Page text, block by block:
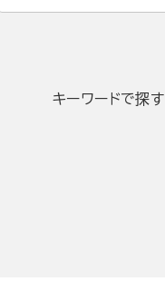
キーワードで探す